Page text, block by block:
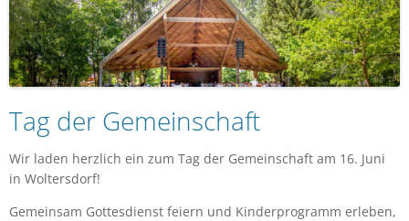
Tag der Gemeinschaft
Wir laden herzlich ein zum Tag der Gemeinschaft am 16. Juni
in Woltersdorf!
Gemeinsam Gottesdienst feiern und Kinderprogramm erleben,